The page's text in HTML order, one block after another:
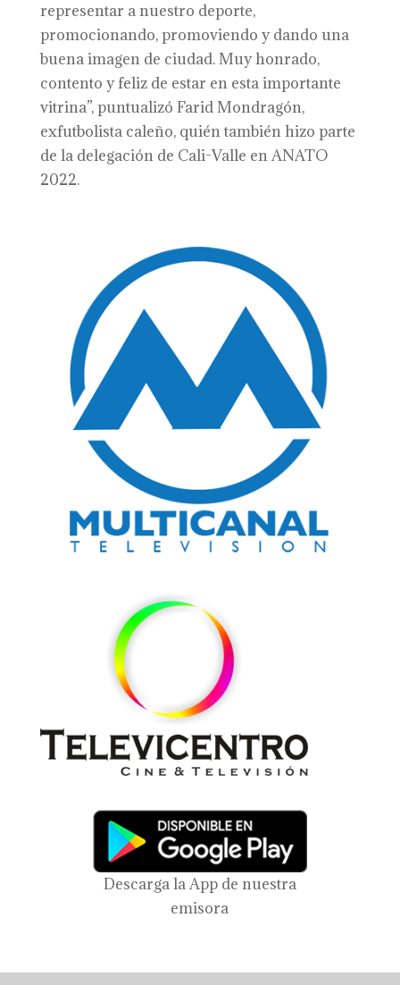
representar a nuestro deporte,
promocionando, promoviendo y dando una
buena imagen de ciudad. Muy honrado,
contento y feliz de estar en esta importante
vitrina”, puntualizó Farid Mondragón,
exfutbolista caleño, quién también hizo parte
de la delegación de Cali-Valle en ANATO
2022.
Descarga la App de nuestra
emisora